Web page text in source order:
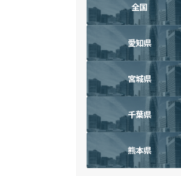
全国
愛知県
宮城県
千葉県
熊本県